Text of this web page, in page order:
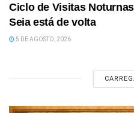
Ciclo de Visitas
Seia está de volta
5 DE AGOSTO, 2026